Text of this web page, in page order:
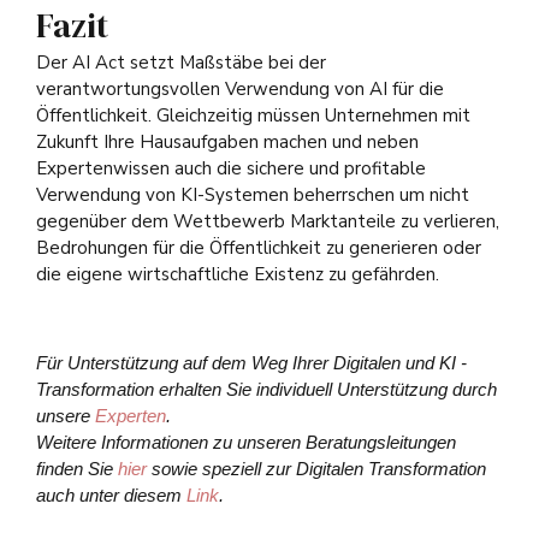
Fazit
Der AI Act setzt Maßstäbe bei der
verantwortungsvollen Verwendung von AI für die
Öffentlichkeit. Gleichzeitig müssen Unternehmen mit
Zukunft Ihre Hausaufgaben machen und neben
Expertenwissen auch die sichere und profitable
Verwendung von KI-Systemen beherrschen um nicht
gegenüber dem Wettbewerb Marktanteile zu verlieren,
Bedrohungen für die Öffentlichkeit zu generieren oder
die eigene wirtschaftliche Existenz zu gefährden.
Für Unterstützung auf dem Weg Ihrer Digitalen und KI -
Transformation erhalten Sie individuell Unterstützung durch
unsere Experten.
Weitere Informationen zu unseren Beratungsleitungen
finden Sie hiersowie speziell zur Digitalen Transformation
auch unter diesem Link.